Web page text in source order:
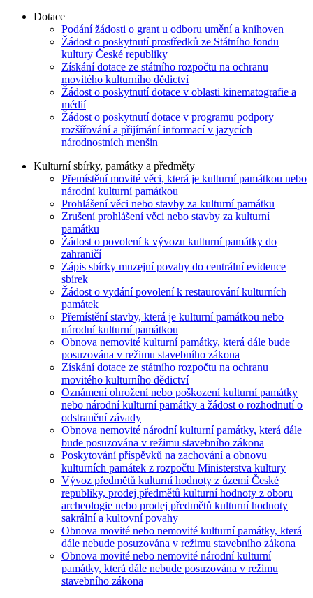
Dotace
Podání žádosti o grant u odboru umění a knihoven
Žádost o poskytnutí prostředků ze Státního fondu
kultury České republiky
Získání dotace ze státního rozpočtu na ochranu
movitého kulturního dědictví
Žádost o poskytnutí dotace v oblasti kinematografie a
médií
Žádost o poskytnutí dotace v programu podpory
rozšiřování a přijímání informací v jazycích
národnostních menšin
Kulturní sbírky, památky a předměty
Přemístění movité věci, která je kulturní památkou nebo
národní kulturní památkou
Prohlášení věci nebo stavby za kulturní památku
Zrušení prohlášení věci nebo stavby za kulturní
památku
Žádost o povolení k vývozu kulturní památky do
zahraničí
Zápis sbírky muzejní povahy do centrální evidence
sbírek
Žádost o vydání povolení k restaurování kulturních
památek
Přemístění stavby, která je kulturní památkou nebo
národní kulturní památkou
Obnova nemovité kulturní památky, která dále bude
posuzována v režimu stavebního zákona
Získání dotace ze státního rozpočtu na ochranu
movitého kulturního dědictví
Oznámení ohrožení nebo poškození kulturní památky
nebo národní kulturní památky a žádost o rozhodnutí o
odstranění závady
Obnova nemovité národní kulturní památky, která dále
bude posuzována v režimu stavebního zákona
Poskytování příspěvků na zachování a obnovu
kulturních památek z rozpočtu Ministerstva kultury
Vývoz předmětů kulturní hodnoty z území České
republiky, prodej předmětů kulturní hodnoty z oboru
archeologie nebo prodej předmětů kulturní hodnoty
sakrální a kultovní povahy
Obnova movité nebo nemovité kulturní památky, která
dále nebude posuzována v režimu stavebního zákona
Obnova movité nebo nemovité národní kulturní
památky, která dále nebude posuzována v režimu
stavebního zákona